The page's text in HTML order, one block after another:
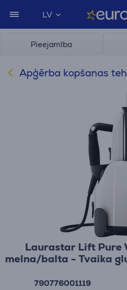
LV
Pieejamība
Apģērba kopšanas
Laurastar Lift Pure
melna/balta - Tvaika
790776001119